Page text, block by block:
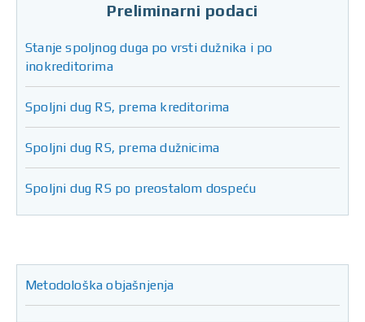
Preliminarni podaci
Stanje spoljnog duga po vrsti dužnika i po
inokreditorima
Spoljni dug RS, prema kreditorima
Spoljni dug RS, prema dužnicima
Spoljni dug RS po preostalom dospeću
Metodološka objašnjenja